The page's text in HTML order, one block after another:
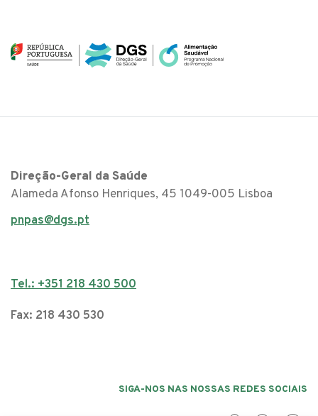
Direção-Geral da Saúde
Alameda Afonso Henriques, 45 1049-005 Lisboa
pnpas@dgs.pt
Tel.: +351 218 430 500
Fax: 218 430 530
SIGA-NOS NAS NOSSAS REDES SOCIAIS